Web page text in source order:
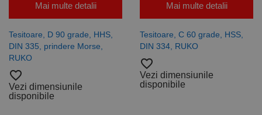
Mai multe detalii
Tesitoare, D 90 grade, HHS,
DIN 335, prindere Morse,
RUKO
favorite_border
Vezi dimensiunile
disponibile
Mai multe detalii
Tesitoare, C 60 grade, HSS,
DIN 334, RUKO
favorite_border
Vezi dimensiunile
disponibile